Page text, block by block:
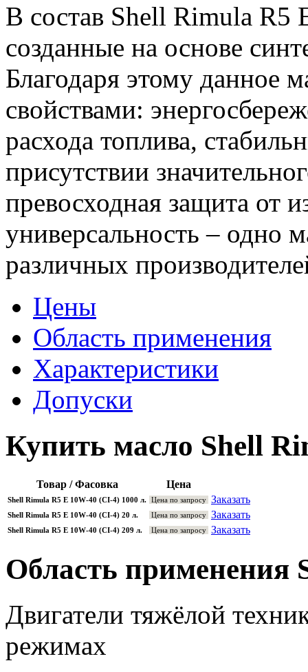
В состав Shell Rimula R5
созданные на основе
Благодаря этому данное
свойствами:
расхода топлива,
присутствии
превосходная защита от
универсальность – одно
различных
Цены
Область применения
Характеристики
Допуски
Купить масло Shell
Товар / Фасовка Цена
Shell Rimula R5 E 10W-40 (CI-4) 1000 л. Цена по запросу Заказать
Shell Rimula R5 E 10W-40 (CI-4) 20 л. Цена по запросу Заказать
Shell Rimula R5 E 10W-40 (CI-4) 209 л. Цена по запросу Заказать
Область применения
Двигатели тяжёлой
режимах